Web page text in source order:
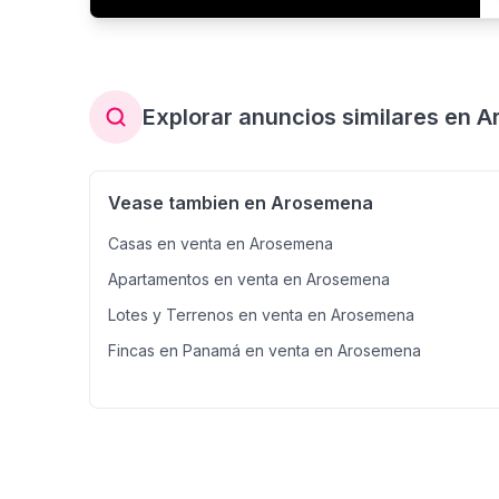
Explorar anuncios similares en
Vease tambien en Arosemena
Casas en venta en Arosemena
Apartamentos en venta en Arosemena
Lotes y Terrenos en venta en Arosemena
Fincas en Panamá en venta en Arosemena